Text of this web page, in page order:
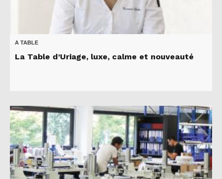
A TABLE
La Table d’Uriage, luxe, calme et nouveauté